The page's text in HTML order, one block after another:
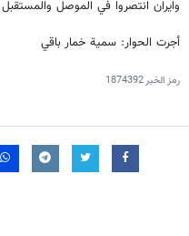
وايران انتصروا في الموصل
أجرت الحوار: سمية خمار باقي
رمز الخبر1874392